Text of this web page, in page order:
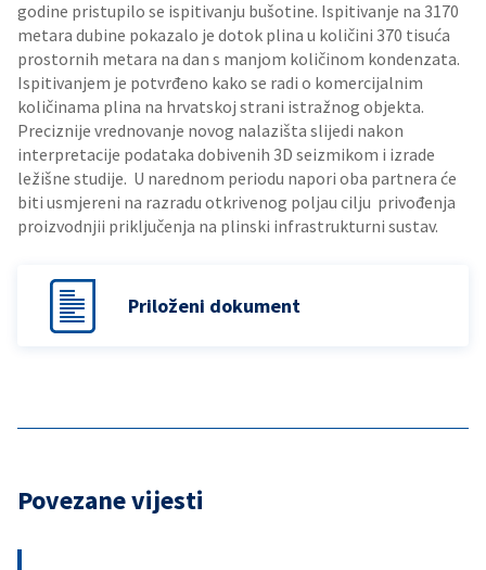
godine pristupilo se ispitivanju bušotine. Ispitivanje na 3170
metara dubine pokazalo je dotok plina u količini 370 tisuća
prostornih metara na dan s manjom količinom kondenzata.
Ispitivanjem je potvrđeno kako se radi o komercijalnim
količinama plina na hrvatskoj strani istražnog objekta.
Preciznije vrednovanje novog nalazišta slijedi nakon
interpretacije podataka dobivenih 3D seizmikom i izrade
ležišne studije. U narednom periodu napori oba partnera će
biti usmjereni na razradu otkrivenog poljau cilju privođenja
proizvodnjii priključenja na plinski infrastrukturni sustav.
Priloženi dokument
Povezane vijesti